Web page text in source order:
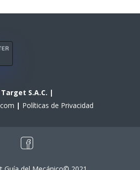
S.A.C. |
| Políticas de Privacidad